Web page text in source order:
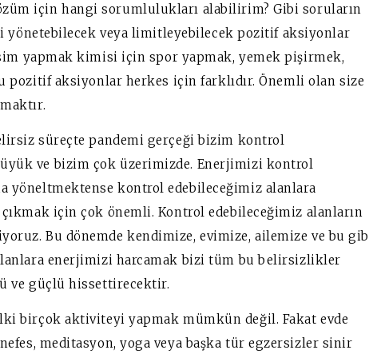
için hangi sorumlulukları alabilirim? Gibi soruların
yönetebilecek veya limitleyebilecek pozitif aksiyonlar
yapmak kimisi için spor yapmak, yemek pişirmek,
pozitif aksiyonlar herkes için farklıdır. Önemli olan size
süreçte pandemi gerçeği bizim kontrol
ve bizim çok üzerimizde. Enerjimizi kontrol
yöneltmektense kontrol edebileceğimiz alanlara
için çok önemli. Kontrol edebileceğimiz alanların
Bu dönemde kendimize, evimize, ailemize ve bu
enerjimizi harcamak bizi tüm bu belirsizlikler
ve güçlü hissettirecektir.
birçok aktiviteyi yapmak mümkün değil. Fakat evde
meditasyon, yoga veya başka tür egzersizler sinir